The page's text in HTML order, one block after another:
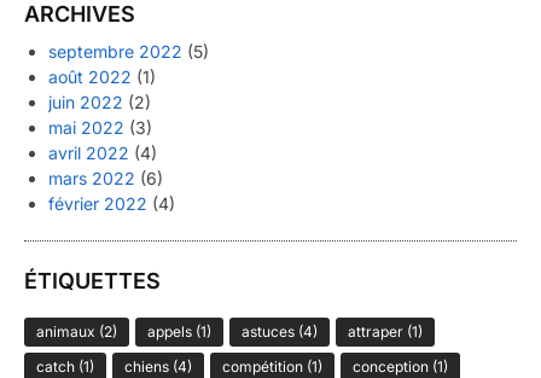
ARCHIVES
septembre 2022 (5)
août 2022 (1)
juin 2022 (2)
mai 2022 (3)
avril 2022 (4)
mars 2022 (6)
février 2022 (4)
ÉTIQUETTES
animaux (2) appels (1) astuces (4) attraper (1)
catch (1) chiens (4) compétition (1) conception (1)